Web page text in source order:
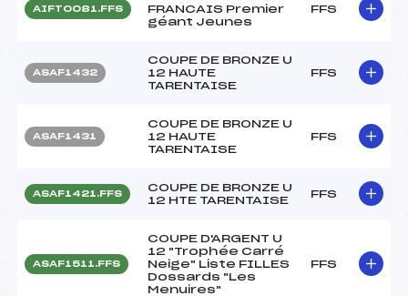
AIFT0081.FFS
FRANCAIS Premier
géant Jeunes
FFS
ASAF1432
COUPE DE BRONZE U
12 HAUTE
TARENTAISE
FFS
ASAF1431
COUPE DE BRONZE U
12 HAUTE
TARENTAISE
FFS
ASAF1421.FFS
COUPE DE BRONZE U
12 HTE TARENTAISE
FFS
ASAF1511.FFS
COUPE D'ARGENT U
12 "Trophée Carré
Neige" Liste FILLES
Dossards "Les
Menuires"
FFS